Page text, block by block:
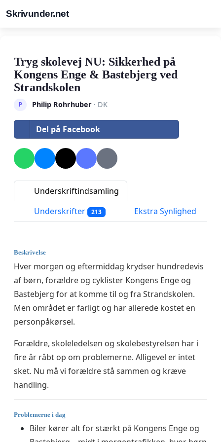
Skrivunder.net
Tryg skolevej NU: Sikkerhed på
Kongens Enge & Bastebjerg ved
Strandskolen
P Philip Rohrhuber· DK
Del på Facebook
Underskriftindsamling
Underskrifter
213 Ekstra Synlighed
Beskrivelse
Hver morgen og eftermiddag krydser hundredevis
af børn, forældre og cyklister Kongens Enge og
Bastebjerg for at komme til og fra Strandskolen.
Men området er farligt og har allerede kostet en
personpåkørsel.
Forældre, skoleledelsen og skolebestyrelsen har i
fire år råbt op om problemerne. Alligevel er intet
sket. Nu må vi forældre stå sammen og kræve
handling.
Problemerne i dag
Biler kører alt for stærkt på Kongens Enge og